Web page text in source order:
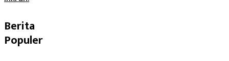
Berita
Populer